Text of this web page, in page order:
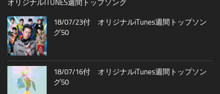
オリジナルITUNES週間トップソング
18/07/23付 オリジナルiTunes週間トップソン
グ50
18/07/16付 オリジナルiTunes週間トップソン
グ50